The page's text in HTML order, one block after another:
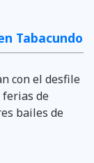
Tabacundo
con el desfile
ferias de
bailes de